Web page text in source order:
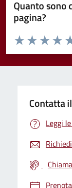
Quanto sono
pagina?
Valuta da 1 a 5 stelle
Valuta 3
Valuta 2
Valuta 1 stelle su
Contatta
Leggi